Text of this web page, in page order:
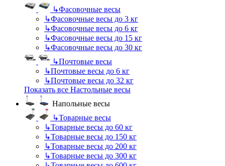
↳Фасовочные весы
↳Фасовочные весы до 3 кг
↳Фасовочные весы до 6 кг
↳Фасовочные весы до 15 кг
↳Фасовочные весы до 30 кг
↳Почтовые весы
↳Почтовые весы до 6 кг
↳Почтовые весы до 32 кг
Показать все Настольные весы
Напольные весы
↳Товарные весы
↳Товарные весы до 60 кг
↳Товарные весы до 150 кг
↳Товарные весы до 200 кг
↳Товарные весы до 300 кг